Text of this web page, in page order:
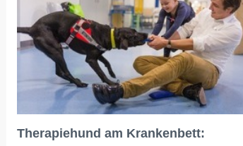
Therapiehund am Krankenbett: